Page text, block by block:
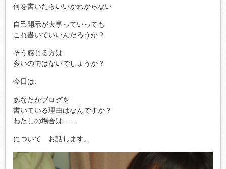
何を書いたらいいかわからない
自己開示が大事っていっても
これ書いていいんだろうか？
そう感じる方は
多いのではないでしょうか？
今日は、
あなたがブログを
書いている理由はなんですか？
わたしの場合は……
について お話します。